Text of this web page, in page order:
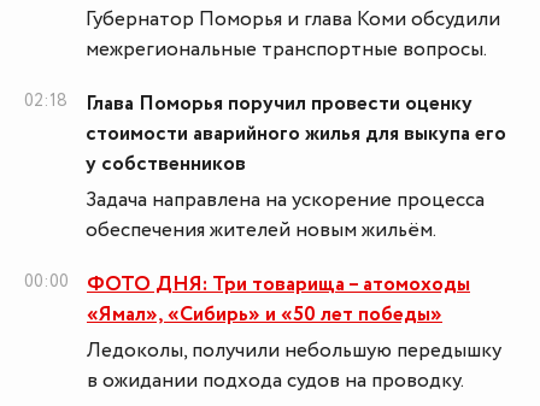
Губернатор Поморья и глава Коми обсудили
межрегиональные транспортные вопросы.
02:18
Глава Поморья поручил провести оценку
стоимости аварийного жилья для выкупа его
у собственников
Задача направлена на ускорение процесса
обеспечения жителей новым жильём.
00:00
ФОТО ДНЯ: Три товарища – атомоходы
«Ямал», «Сибирь» и «50 лет победы»
Ледоколы, получили небольшую передышку
в ожидании подхода судов на проводку.